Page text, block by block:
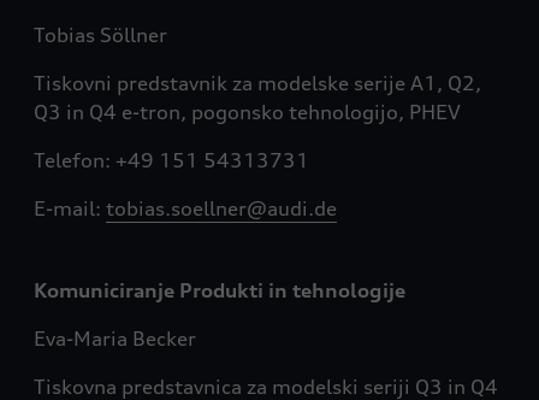
Tobias Söllner
Tiskovni predstavnik za modelske serije A1, Q2,
Q3 in Q4 e-tron, pogonsko tehnologijo, PHEV
Telefon: +49 151 54313731
E-mail: tobias.soellner@audi.de
Komuniciranje Produkti in tehnologije
Eva-Maria Becker
Tiskovna predstavnica za modelski seriji Q3 in Q4